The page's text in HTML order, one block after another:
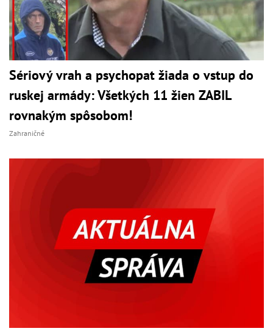
Sériový vrah a psychopat žiada o vstup do
ruskej armády: Všetkých 11 žien ZABIL
rovnakým spôsobom!
Zahraničné